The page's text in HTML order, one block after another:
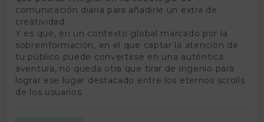
comunicación diaria para añadirle un extra de
creatividad.
Y es que, en un contexto global marcado por la
sobreinformación, en el que captar la atención de
tu público puede convertirse en una auténtica
aventura, no queda otra que tirar de ingenio para
lograr ese lugar destacado entre los eternos scrolls
de los usuarios.